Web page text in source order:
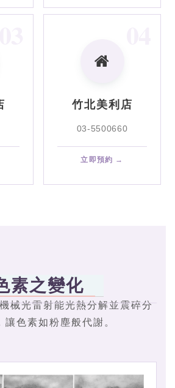
竹北美利店
03-5500660
立即預約 →
素之變化
械光雷射能光熱分解並震碎分
讓色素如粉塵般代謝。